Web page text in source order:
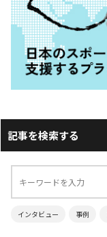
記事を検索する
インタビュー 事例